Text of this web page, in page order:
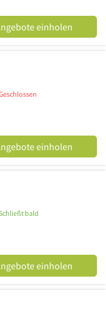
einholen
einholen
bald
einholen